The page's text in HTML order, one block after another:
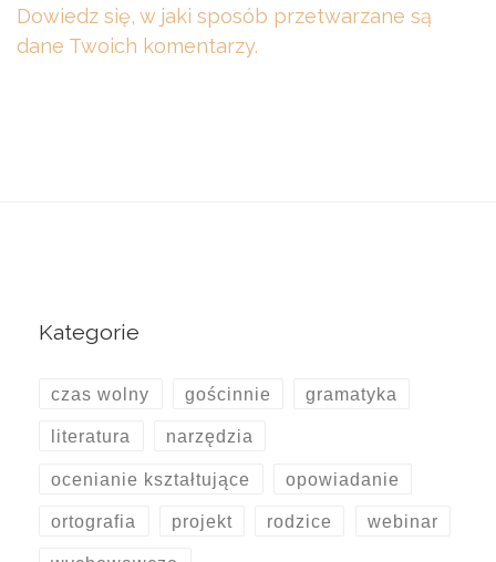
Dowiedz się, w jaki sposób przetwarzane są
dane Twoich komentarzy.
Kategorie
czas wolny gościnnie gramatyka
literatura narzędzia
ocenianie kształtujące opowiadanie
ortografia projekt rodzice webinar